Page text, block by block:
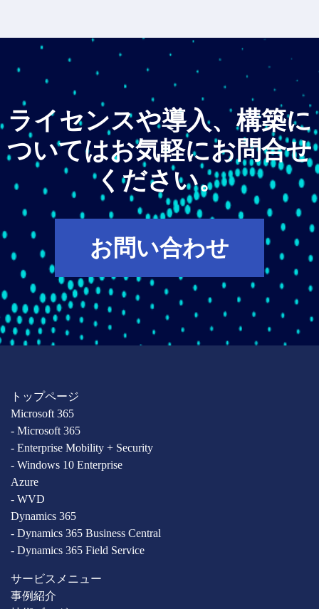
ライセンスや導入、構築に
ついてはお気軽にお問合せ
ください。
お問い合わせ
トップページ
Microsoft 365
- Microsoft 365
- Enterprise Mobility + Security
- Windows 10 Enterprise
Azure
- WVD
Dynamics 365
- Dynamics 365 Business Central
- Dynamics 365 Field Service
サービスメニュー
事例紹介